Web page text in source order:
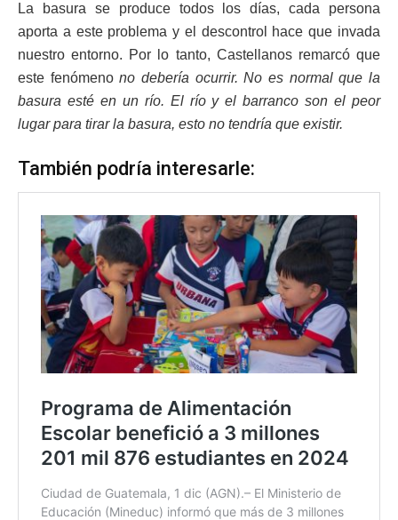
La basura se produce todos los días, cada persona
aporta a este problema y el descontrol hace que invada
nuestro entorno. Por lo tanto, Castellanos remarcó que
este fenómenono debería ocurrir. No es normal que la
basura esté en un río. El río y el barranco son el peor
lugar para tirar la basura, esto no tendría que existir.
También podría interesarle: